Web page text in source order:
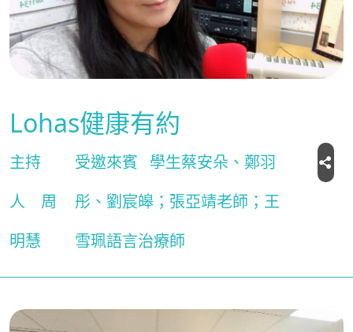
Lohas健康有約
主持
人
周
明慧
受邀來賓
學生蔡安朵、鄭羽
彤、劉宸皞；張亞靖老師；王
雪珮語言治療師